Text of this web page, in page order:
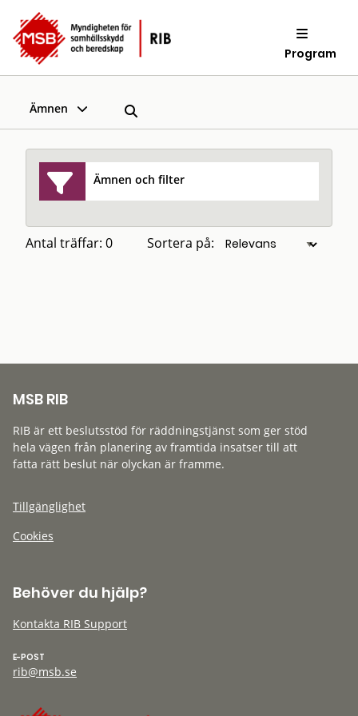
Program
Ämnen
Ämnen och filter
Antal träffar: 0 Sortera på:
MSB RIB
RIB är ett beslutsstöd för räddningstjänst som ger stöd
hela vägen från planering av framtida insatser till att
fatta rätt beslut när olyckan är framme.
Tillgänglighet
Cookies
Behöver du hjälp?
Kontakta RIB Support
E-POST
rib@msb.se